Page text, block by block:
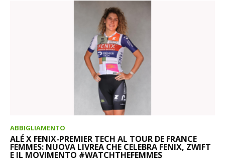
ABBIGLIAMENTO
ALÉ X FENIX-PREMIER TECH AL TOUR DE FRANCE
FEMMES: NUOVA LIVREA CHE CELEBRA FENIX, ZWIFT
E IL MOVIMENTO #WATCHTHEFEMMES